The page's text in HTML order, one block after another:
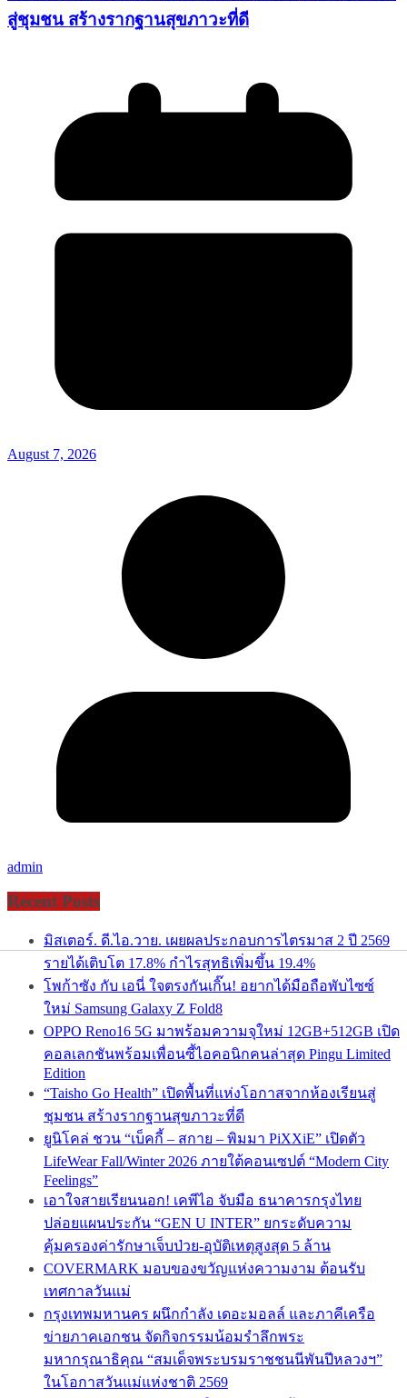
สู่ชุมชน สร้างรากฐานสุขภาวะที่ดี
August 7, 2026
admin
Recent Posts
มิสเตอร์. ดี.ไอ.วาย. เผยผลประกอบการไตรมาส 2 ปี 2569
รายได้เติบโต 17.8% กำไรสุทธิเพิ่มขึ้น 19.4%
โพก้าซัง กับ เอนี่ ใจตรงกันเกิ๊น! อยากได้มือถือพับไซซ์
ใหม่ Samsung Galaxy Z Fold8
OPPO Reno16 5G มาพร้อมความจุใหม่ 12GB+512GB เปิด
คอลเลกชันพร้อมเพื่อนซี้ไอคอนิกคนล่าสุด Pingu Limited
Edition
“Taisho Go Health” เปิดพื้นที่แห่งโอกาสจากห้องเรียนสู่
ชุมชน สร้างรากฐานสุขภาวะที่ดี
ยูนิโคล่ ชวน “เบ็คกี้ – สกาย – พิมมา PiXXiE” เปิดตัว
LifeWear Fall/Winter 2026 ภายใต้คอนเซปต์ “Modern City
Feelings”
เอาใจสายเรียนนอก! เคพีไอ จับมือ ธนาคารกรุงไทย
ปล่อยแผนประกัน “GEN U INTER” ยกระดับความ
คุ้มครองค่ารักษาเจ็บป่วย-อุบัติเหตุสูงสุด 5 ล้าน
COVERMARK มอบของขวัญแห่งความงาม ต้อนรับ
เทศกาลวันแม่
กรุงเทพมหานคร ผนึกกำลัง เดอะมอลล์ และภาคีเครือ
ข่ายภาคเอกชน จัดกิจกรรมน้อมรำลึกพระ
มหากรุณาธิคุณ “สมเด็จพระบรมราชชนนีพันปีหลวงฯ”
ในโอกาสวันแม่แห่งชาติ 2569